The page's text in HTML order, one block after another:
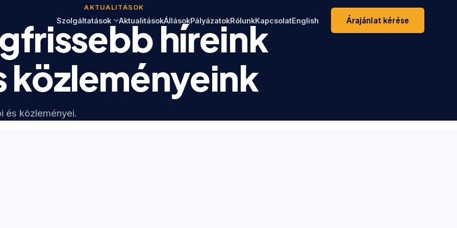
Szolgáltatások AktualitásokÁllásokPályázatokRólunkKapcsolatEnglish Árajánlat kérése
AKTUALITÁSOK
híreink
közleményeink
és közleményei.